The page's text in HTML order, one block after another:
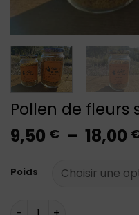
Pollen de fleurs
9,50 € – 18,00
Poids
quantité de Pollen de